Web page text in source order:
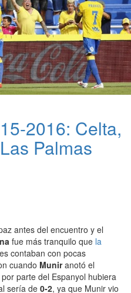
2016: Celta,
Palmas
antes del encuentro y el
fue más tranquilo que la
contaban con pocas
cuando Muniranotó el
parte del Espanyol hubiera
sería de 0-2, ya que Munir vio